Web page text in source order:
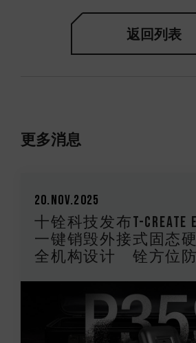
返回列表
更多消息
20.Nov.2025
十铨科技发布T-CREATE
一键销毁外接式固态
全机构设计 铨方位